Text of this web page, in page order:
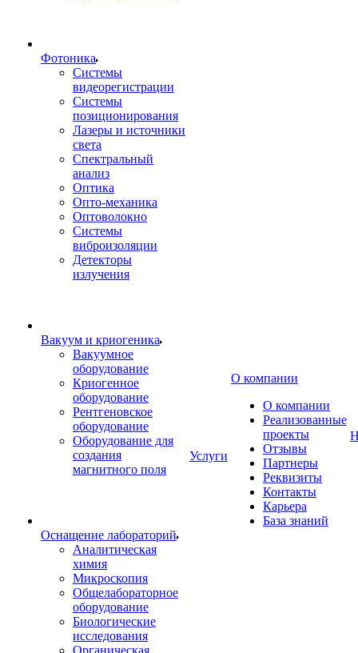
Фотоника
Cистемы
видеорегистрации
Системы
позиционирования
Лазеры и источники
света
Спектральный
анализ
Оптика
Опто-механика
Оптоволокно
Системы
виброизоляции
Детекторы
излучения
Вакуум и криогеника
Вакуумное
оборудование
Криогенное
оборудование
Рентгеновское
оборудование
Оборудование для
создания
магнитного поля
Оснащение лабораторий
Аналитическая
химия
Микроскопия
Общелабораторное
оборудование
Биологические
исследования
Органическая
Услуги
О компании
О компании
Реализованные
проекты
Отзывы
Партнеры
Реквизиты
Контакты
Карьера
База знаний